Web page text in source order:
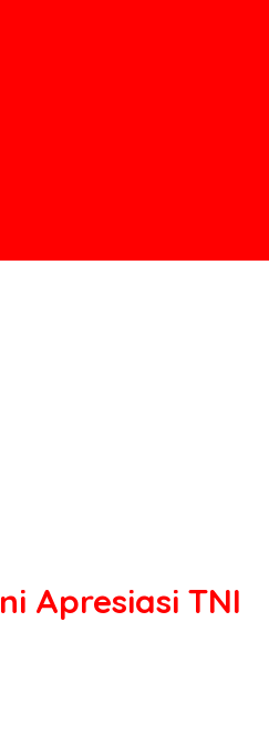
Apresiasi TNI